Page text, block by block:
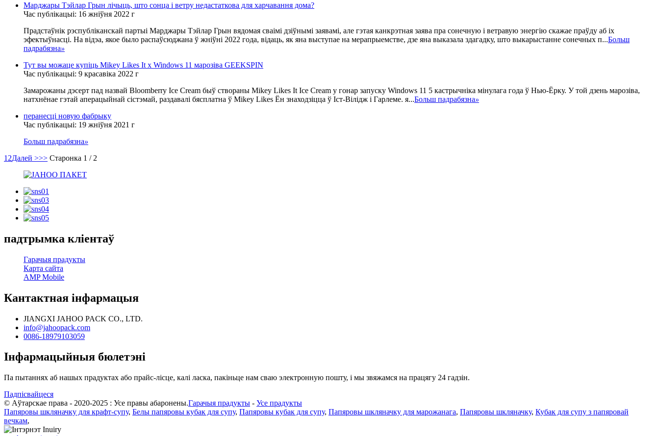
Марджары Тэйлар Грын лічыць, што сонца і ветру недастаткова для харчавання дома?
Час публікацыі: 16 жніўня 2022 г
Прадстаўнік рэспубліканскай партыі Марджары Тэйлар Грын вядомая сваімі дзіўнымі заявамі, але гэтая канкрэтная заява пра сонечную і ветравую энергію скажае праўду аб іх
эфектыўнасці. На відэа, якое было распаўсюджана ў жніўні 2022 года, відаць, як яна выступае на мерапрыемстве, дзе яна выказала здагадку, што выкарыстанне сонечных п...Больш
падрабязна»
Тут вы можаце купіць Mikey Likes It x Windows 11 марозіва GEEKSPIN
Час публікацыі: 9 красавіка 2022 г
Замарожаны дэсерт пад назвай Bloomberry Ice Cream быў створаны Mikey Likes It Ice Cream у гонар запуску Windows 11 5 кастрычніка мінулага года ў Нью-Ёрку. У той дзень марозіва,
натхнёнае гэтай аперацыйнай сістэмай, раздавалі бясплатна ў Mikey Likes Ён знаходзіцца ў Іст-Вілідж і Гарлеме. я...Больш падрабязна»
перанесці новую фабрыку
Час публікацыі: 19 жніўня 2021 г
Больш падрабязна»
1 2Далей >>> Старонка 1 / 2
падтрымка кліентаў
Гарачыя прадукты
Карта сайта
AMP Mobile
Кантактная інфармацыя
JIANGXI JAHOO PACK CO., LTD.
info@jahoopack.com
0086-18979103059
Інфармацыйныя бюлетэні
Па пытаннях аб нашых прадуктах або прайс-лісце, калі ласка, пакіньце нам сваю электронную пошту, і мы звяжамся на працягу 24 гадзін.
Падпісвайцеся
© Аўтарскае права - 2020-2025 : Усе правы абаронены.Гарачыя прадукты - Усе прадукты
Папяровы шкляначку для крафт-супу, Белы папяровы кубак для супу, Папяровы кубак для супу, Папяровы шкляначку для марожанага, Папяровы шкляначку, Кубак для супу з папяровай
вечкам,